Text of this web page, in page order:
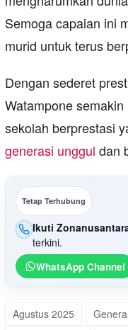
Semoga capaian ini
murid untuk terus
Dengan sederet
Watampone
sekolah berprestasi
generasi unggul dan
Tetap Terhubung
Ikuti
terkini.
WhatsApp Channel
Agustus 2025